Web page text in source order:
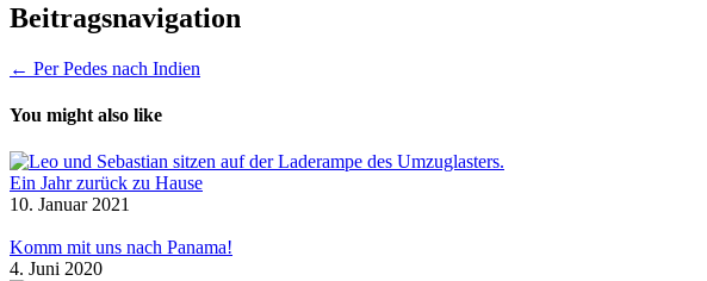
Beitragsnavigation
← Per Pedes nach Indien
You might also like
Ein Jahr zurück zu Hause
10. Januar 2021
Komm mit uns nach Panama!
4. Juni 2020